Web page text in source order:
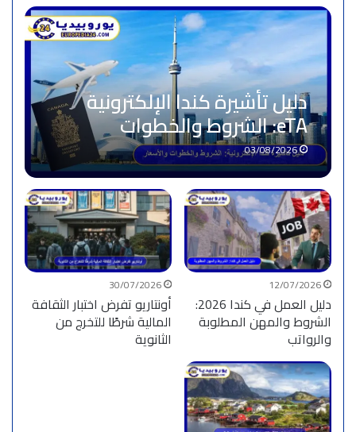
دليل تأشيرة كندا الإلكترونية
eTA: الشروط والخطوات
والأسعار
03/08/2026
12/07/2026
دليل العمل في كندا 2026:
الشروط والمهن المطلوبة
والرواتب
30/07/2026
أونتاريو تفرض اختبار الثقافة
المالية شرطًا للتخرج من
الثانوية